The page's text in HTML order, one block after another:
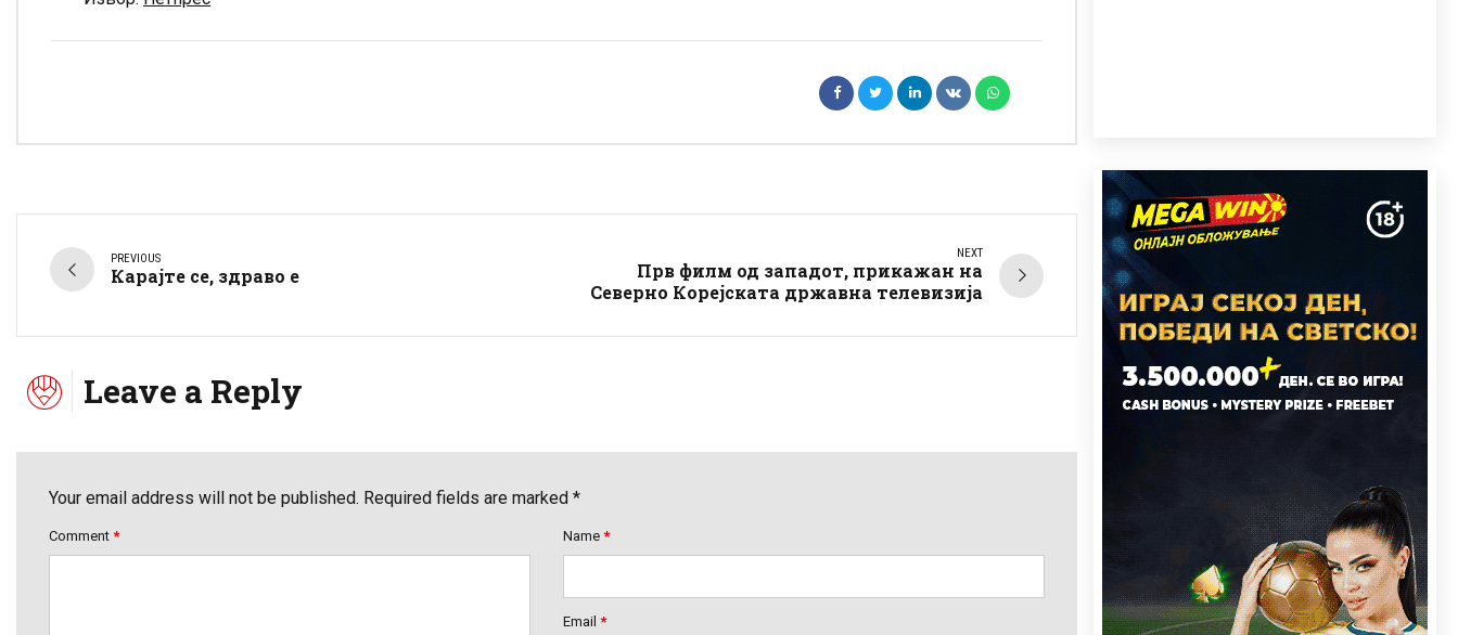
PREVIOUS
Карајте се, здраво е
NEXT
Прв филм од западот, прикажан на
Северно Корејската државна телевизија
Leave a Reply
Your email address will not be published. Required fields are marked *
Comment * Name *
Email *